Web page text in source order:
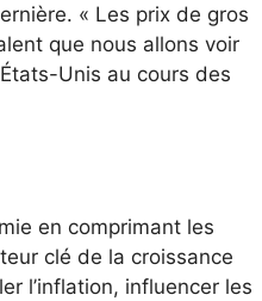
« Les prix de gros
que nous allons voir
Unis au cours des
en comprimant les
clé de la croissance
l’inflation, influencer les